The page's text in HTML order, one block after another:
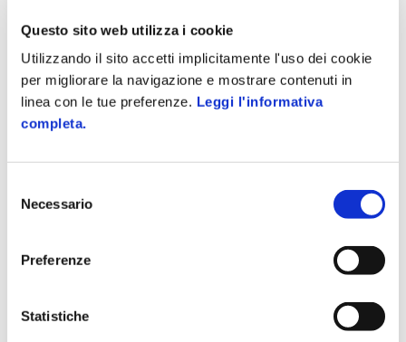
Questo sito web utilizza i cookie
Utilizzando il sito accetti implicitamente l'uso dei cookie
per migliorare la navigazione e mostrare contenuti in
linea con le tue preferenze. Leggi l'informativa
completa.
delNecessario
Preferenze
Statistiche